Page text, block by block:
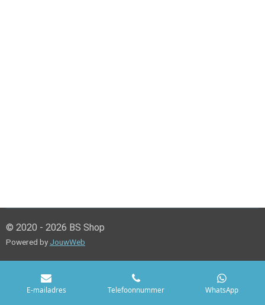
© 2020 - 2026 BS Shop
Powered by JouwWeb
E-mailadres Telefoonnummer WhatsApp